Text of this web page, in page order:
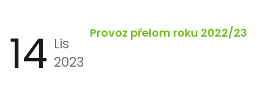
14 Lis
2023
Provoz přelom roku 2022/23